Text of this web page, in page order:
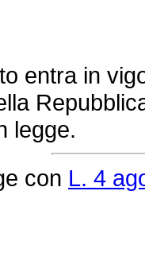
entra in
legge.
con L. 4